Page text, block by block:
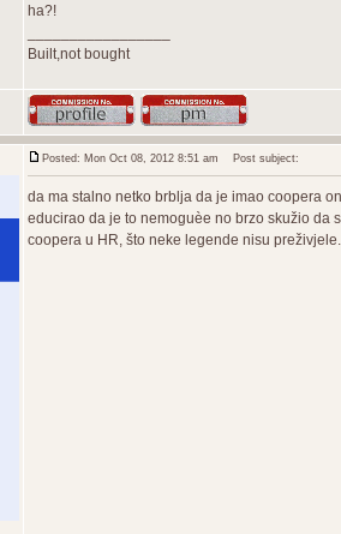
ha?!
Built,not bought
Posted: Mon Oct 08, 2012 8:51 am Post subject:
da ma stalno netko brblja da je imao coopera
educirao da je to nemoguèe no brzo skužio da
coopera u HR, što neke legende nisu